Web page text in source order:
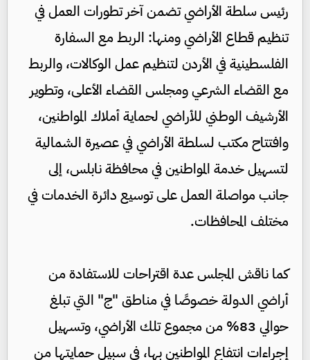
رئيس سلطة الأراضي تضمن آخر تطورات العمل في
تنظيم قطاع الأراضي ومنها: الربط مع السفارة
الفلسطينية في الأردن لتنظيم عمل الوكالات، والربط
مع القضاء الشرعي ومجلس القضاء الأعلى، وتطوير
الأرشيف الوطني للأراضي لحماية أملاك المواطنين،
وافتتاح مكتب لسلطة الأراضي في عصيرة الشمالية
لتسهيل خدمة المواطنين في محافظة نابلس، إلى
جانب مواصلة العمل على توسيع دائرة الخدمات في
مختلف المحافظات.
كما ناقش المجلس عدة اقتراحات للاستفادة من
أراضي الدولة خصوصًا في مناطق "ج" التي تبلغ
حوالي 83% من مجموع تلك الأراضي، وتسهيل
إجراءات انتفاع المواطنين بها، في سبيل حمايتها من